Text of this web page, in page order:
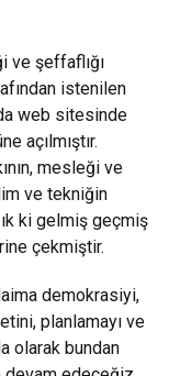
ve şeffaflığı
istenilen
web sitesinde
açılmıştır.
mesleği ve
ve tekniğin
ki gelmiş geçmiş
çekmiştir.
demokrasiyi,
planlamayı ve
olarak bundan